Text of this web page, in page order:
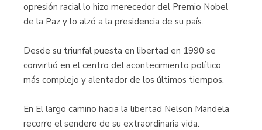
opresión racial lo hizo merecedor del Premio Nobel
de la Paz y lo alzó a la presidencia de su país.
Desde su triunfal puesta en libertad en 1990 se
convirtió en el centro del acontecimiento político
más complejo y alentador de los últimos tiempos.
En El largo camino hacia la libertad Nelson Mandela
recorre el sendero de su extraordinaria vida.